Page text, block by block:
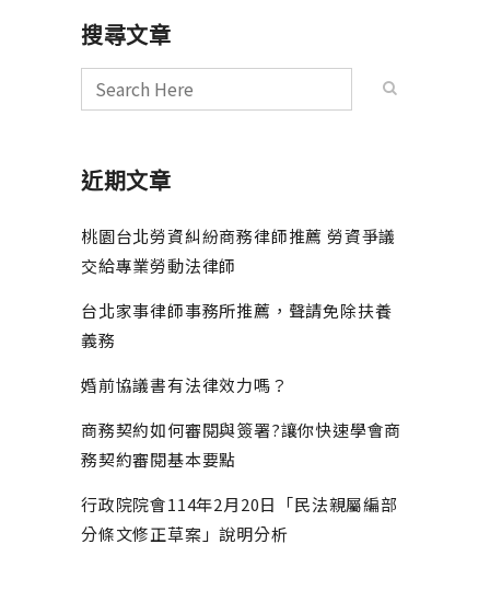
搜尋文章
近期文章
桃園台北勞資糾紛商務律師推薦 勞資爭議
交給專業勞動法律師
台北家事律師事務所推薦，聲請免除扶養
義務
婚前協議書有法律效力嗎？
商務契約如何審閱與簽署?讓你快速學會商
務契約審閱基本要點
行政院院會114年2月20日「民法親屬編部
分條文修正草案」說明分析